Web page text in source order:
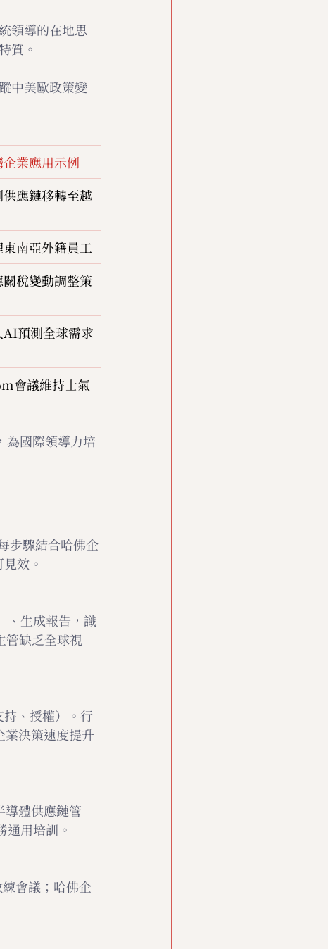
領導的在地思
質。
中美歐政策變
企業應用示例
應鏈移轉至越
東南亞外籍員工
關稅變動調整策
AI預測全球需求
會議維持士氣
為國際領導力培
步驟結合哈佛企
效。
、生成報告，識
管缺乏全球視
、授權）。行
業決策速度提升
導體供應鏈管
用培訓。
會議；哈佛企